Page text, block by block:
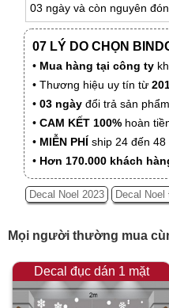
03 ngày và còn nguyên
07 LÝ DO CHỌN
• Mua hàng tại công ty
• Thương hiệu uy tín từ
• 03 ngày đổi trả sản
• CAM KẾT 100% hoàn
• MIỄN PHÍ ship 24 đến
• Hơn 170.000 khách
Decal Noel 2023 Decal Noel
Mọi người thường mua
Decal đục dán 1 mặt